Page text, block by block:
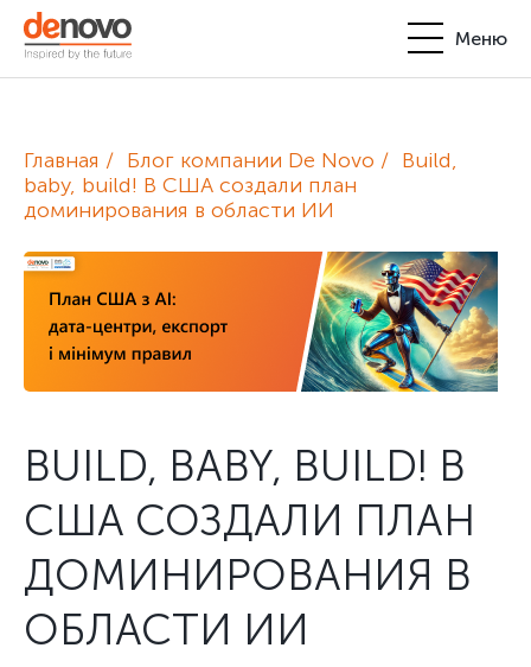
Меню
De Novo
Блог
Контакты
+380-44-200-93-39
Главная Блог компании De Novo
Build,
baby, build! В США создали план
доминирования в области ИИ
BUILD, BABY, BUILD! В
США СОЗДАЛИ ПЛАН
ДОМИНИРОВАНИЯ В
ОБЛАСТИ ИИ